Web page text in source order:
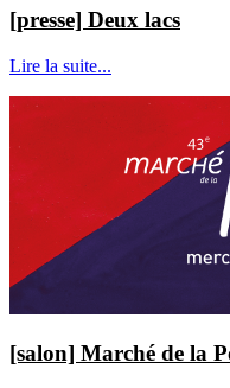
[presse] Deux lacs
Lire la suite...
[salon] Marché de la